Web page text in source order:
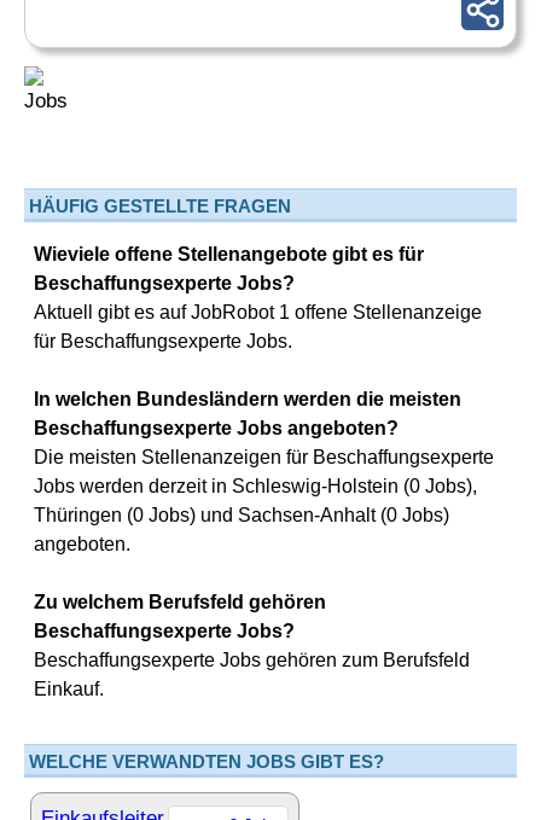
HÄUFIG GESTELLTE FRAGEN
Wieviele offene Stellenangebote gibt es für
Beschaffungsexperte Jobs?
Aktuell gibt es auf JobRobot 1 offene Stellenanzeige
für Beschaffungsexperte Jobs.
In welchen Bundesländern werden die meisten
Beschaffungsexperte Jobs angeboten?
Die meisten Stellenanzeigen für Beschaffungsexperte
Jobs werden derzeit in Schleswig-Holstein (0 Jobs),
Thüringen (0 Jobs) und Sachsen-Anhalt (0 Jobs)
angeboten.
Zu welchem Berufsfeld gehören
Beschaffungsexperte Jobs?
Beschaffungsexperte Jobs gehören zum Berufsfeld
Einkauf.
WELCHE VERWANDTEN JOBS GIBT ES?